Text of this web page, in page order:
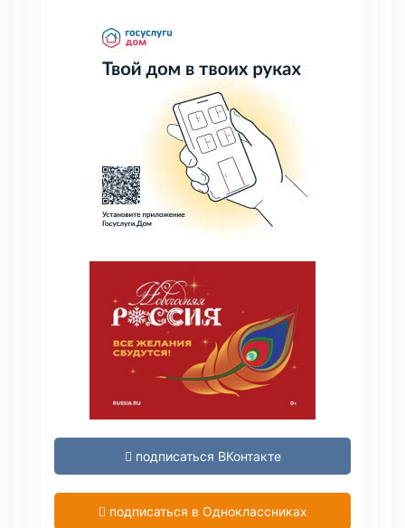
подписаться ВКонтакте
подписаться в Одноклассниках